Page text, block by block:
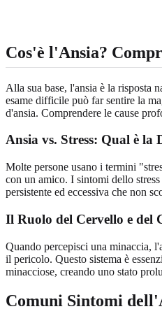
Cos'è l'Ansia?
Alla sua base, l'ansia è la risposta
esame difficile può far sentire la
d'ansia. Comprendere le cause
Ansia vs. Stress: Qual è la
Molte persone usano i termini
con un amico. I sintomi dello
persistente ed eccessiva che non
Il Ruolo del Cervello e del
Quando percepisci una minaccia,
il pericolo. Questo sistema è
minacciose, creando uno stato
Comuni Sintomi